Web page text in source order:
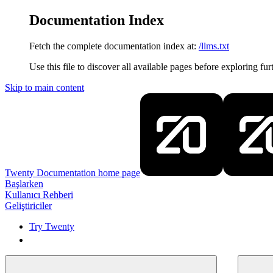
Documentation Index
Fetch the complete documentation index at: /llms.txt
Use this file to discover all available pages before exploring
Skip to main content
Twenty Documentation home page
Başlarken
Kullanıcı Rehberi
Geliştiriciler
Try Twenty